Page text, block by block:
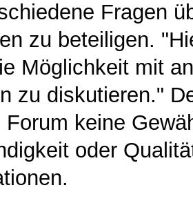
Fragen
zu beteiligen.
Möglichkeit mit
zu diskutieren."
Forum keine
oder